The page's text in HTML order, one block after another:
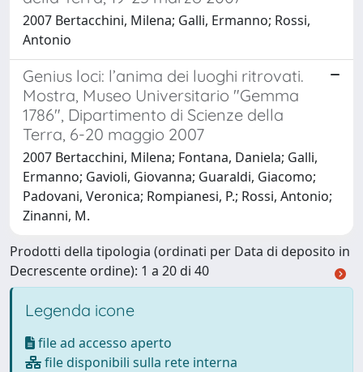
2007 Bertacchini, Milena; Galli, Ermanno; Rossi,
Antonio
Genius loci: l’anima dei luoghi ritrovati.
Mostra, Museo Universitario "Gemma
1786", Dipartimento di Scienze della
Terra, 6-20 maggio 2007
2007 Bertacchini, Milena; Fontana, Daniela; Galli,
Ermanno; Gavioli, Giovanna; Guaraldi, Giacomo;
Padovani, Veronica; Rompianesi, P.; Rossi, Antonio;
Zinanni, M.
Prodotti della tipologia (ordinati per Data di deposito in
Decrescente ordine): 1 a 20 di 40
Legenda icone
file ad accesso aperto
file disponibili sulla rete interna